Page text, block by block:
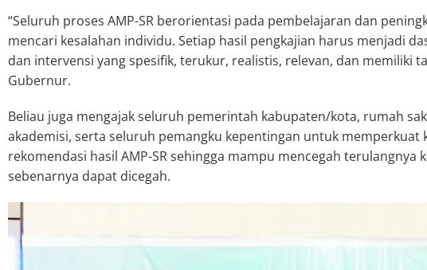
“Seluruh proses AMP-SR berorientasi pada pembelajaran dan
mencari kesalahan individu. Setiap hasil pengkajian harus menjadi
dan intervensi yang spesifik, terukur, realistis, relevan, dan memiliki
Gubernur.
Beliau juga mengajak seluruh pemerintah kabupaten/kota, rumah
akademisi, serta seluruh pemangku kepentingan untuk
rekomendasi hasil AMP-SR sehingga mampu mencegah terulangnya
sebenarnya dapat dicegah.